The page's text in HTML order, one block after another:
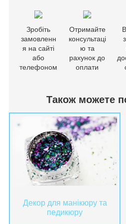
Зробіть
замовленн
я на сайті
або
телефоном
Отримайте
консультаці
ю та
рахунок до
оплати
Також можете
Декор для манікюру та
педикюру